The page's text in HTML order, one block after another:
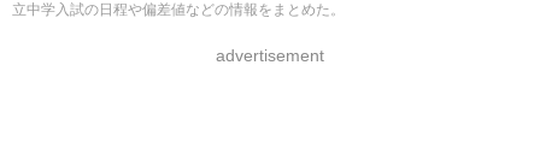
立中学入試の日程や偏差値などの情報をまとめた。
advertisement